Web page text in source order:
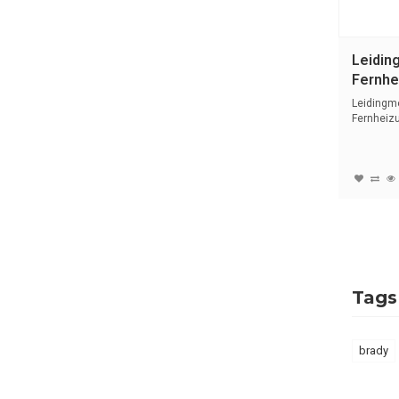
Duits |
Tags
brady